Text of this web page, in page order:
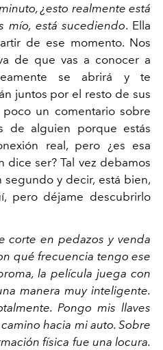
¿esto realmente está
mío, está sucediendo. Ella
de ese momento. Nos
de que vas a conocer a
se abrirá y te
juntos por el resto de sus
un comentario sobre
de alguien porque estás
real, pero ¿es esa
dice ser? Tal vez debamos
y decir, está bien,
pero déjame descubrirlo
corte en pedazos y venda
qué frecuencia tengo ese
la película juega con
manera muy inteligente.
Pongo mis llaves
hacia mi auto. Sobre
física fue una locura.